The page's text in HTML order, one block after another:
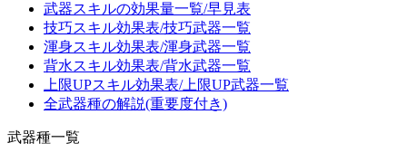
武器スキルの効果量一覧/早見表
技巧スキル効果表/技巧武器一覧
渾身スキル効果表/渾身武器一覧
背水スキル効果表/背水武器一覧
上限UPスキル効果表/上限UP武器一覧
全武器種の解説(重要度付き)
武器種一覧